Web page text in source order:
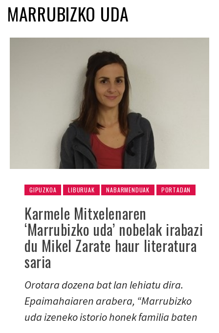
MARRUBIZKO UDA
GIPUZKOA LIBURUAK NABARMENDUAK PORTADAN
Karmele Mitxelenaren
‘Marrubizko uda’ nobelak irabazi
du Mikel Zarate haur literatura
saria
Orotara dozena bat lan lehiatu dira.
Epaimahaiaren arabera, “Marrubizko
uda izeneko istorio honek familia baten